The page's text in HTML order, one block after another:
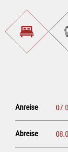
Anreise
Abreise